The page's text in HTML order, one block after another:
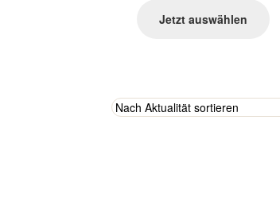
Jetzt auswählen